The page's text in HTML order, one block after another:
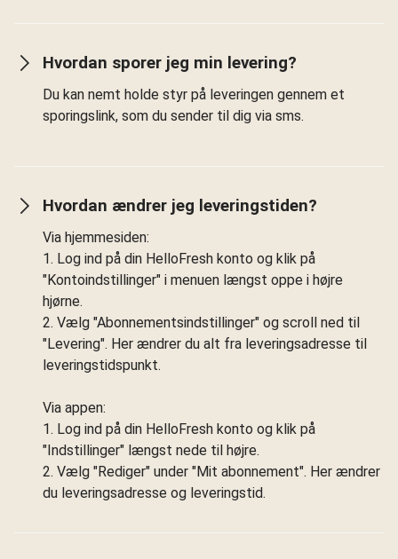
Hvordan sporer jeg min levering?
Du kan nemt holde styr på leveringen gennem et
sporingslink, som du sender til dig via sms.
Hvordan ændrer jeg leveringstiden?
Via hjemmesiden:
1. Log ind på din HelloFresh konto og klik på
"Kontoindstillinger" i menuen længst oppe i højre
hjørne.
2. Vælg "Abonnementsindstillinger" og scroll ned til
"Levering". Her ændrer du alt fra leveringsadresse til
leveringstidspunkt.
Via appen:
1. Log ind på din HelloFresh konto og klik på
"Indstillinger" længst nede til højre.
2. Vælg "Rediger" under "Mit abonnement". Her ændrer
du leveringsadresse og leveringstid.